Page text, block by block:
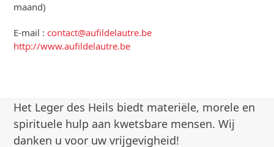
maand)
E-mail :contact@aufildelautre.be
http://www.aufildelautre.be
Het Leger des Heils biedt materiële, morele en
spirituele hulp aan kwetsbare mensen. Wij
danken u voor uw vrijgevigheid!